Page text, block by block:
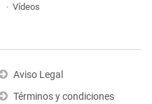
Vídeos
Aviso Legal
Términos y condiciones